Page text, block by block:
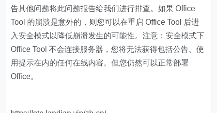
告其他问题将此问题报告给我们进行排查。如果 Office
Tool 的崩溃是意外的，则您可以在重启 Office Tool 后进
入安全模式以降低崩溃发生的可能性。注意：安全模式下
Office Tool 不会连接服务器，您将无法获得包括公告、使
用提示在内的任何在线内容。但您仍然可以正常部署
Office。